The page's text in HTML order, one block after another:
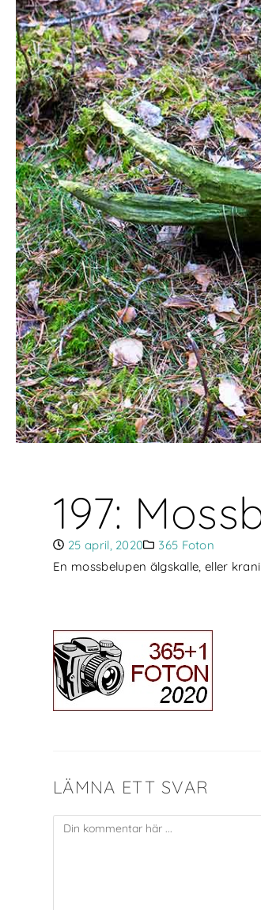
197:
25 april, 2020
365 Foton
En mossbelupen älgskalle, eller
LÄMNA ETT SVAR